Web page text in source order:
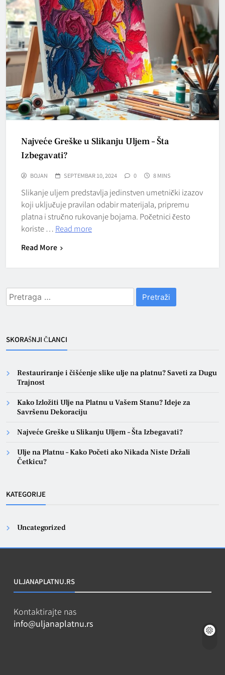
Najveće Greške u Slikanju Uljem – Šta
Izbegavati?
BOJAN SEPTEMBAR 10, 2024 0 8 MINS
Slikanje uljem predstavlja jedinstven umetnički izazov
koji uključuje pravilan odabir materijala, pripremu
platna i stručno rukovanje bojama. Početnici često
koriste … Read more
Read More
Pretraga
za:
SKORAŠNJI ČLANCI
Restauriranje i čišćenje slike ulje na platnu? Saveti za Dugu
Trajnost
Kako Izložiti Ulje na Platnu u Vašem Stanu? Ideje za
Savršenu Dekoraciju
Najveće Greške u Slikanju Uljem – Šta Izbegavati?
Ulje na Platnu – Kako Početi ako Nikada Niste Držali
Četkicu?
KATEGORIJE
Uncategorized
ULJANAPLATNU.RS
Kontaktirajte nas
info@uljanaplatnu.rs